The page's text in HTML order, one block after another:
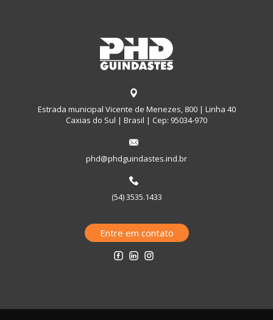
Estrada municipal Vicente de Menezes, 800 | Linha 40
Caxias do Sul | Brasil | Cep: 95034-970
phd@phdguindastes.ind.br
(54) 3535.1433
Entre em contato